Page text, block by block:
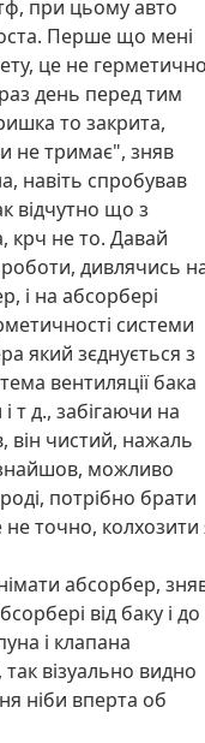
при цьому авто
Перше що мені
це не
день перед тим
то закрита,
не тримає", зняв
навіть спробував
відчутно що з
крч не то. Давай
роботи, дивлячись
і на абсорбері
системи
який зєднується з
вентиляції бака
т д., забігаючи на
він чистий, нажаль
можливо
потрібно брати
точно, колхозити
абсорбер,
від баку і до
і клапана
візуально видно
ніби вперта об